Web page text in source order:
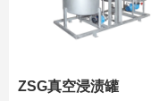
ZSG真空浸渍罐